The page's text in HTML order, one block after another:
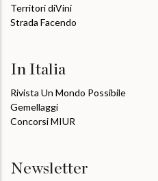
Territori diVini
Strada Facendo
In Italia
Rivista Un Mondo Possibile
Gemellaggi
Concorsi MIUR
Newsletter